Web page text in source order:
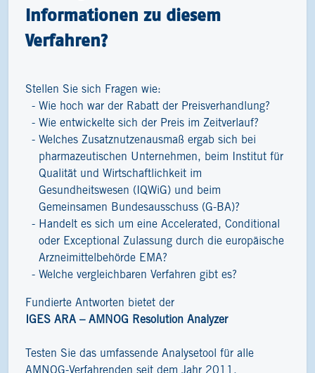
Informationen zu diesem
Verfahren?
Stellen Sie sich Fragen wie:
Wie hoch war der Rabatt der Preisverhandlung?
Wie entwickelte sich der Preis im Zeitverlauf?
Welches Zusatznutzenausmaß ergab sich bei
pharmazeutischen Unternehmen, beim Institut für
Qualität und Wirtschaftlichkeit im
Gesundheitswesen (IQWiG) und beim
Gemeinsamen Bundesausschuss (G-BA)?
Handelt es sich um eine Accelerated, Conditional
oder Exceptional Zulassung durch die europäische
Arzneimittelbehörde EMA?
Welche vergleichbaren Verfahren gibt es?
Fundierte Antworten bietet der
IGES ARA – AMNOG Resolution Analyzer
Testen Sie das umfassende Analysetool für alle
AMNOG-Verfahrenden seit dem Jahr 2011.